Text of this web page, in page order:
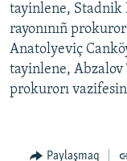
Русский
Українською
QOŞULIÑIZ!
tayinlene, Stadnik
rayonınıñ
Anatolyeviç
tayinlene, Abzalov
prokurorı
Paylaşmaq